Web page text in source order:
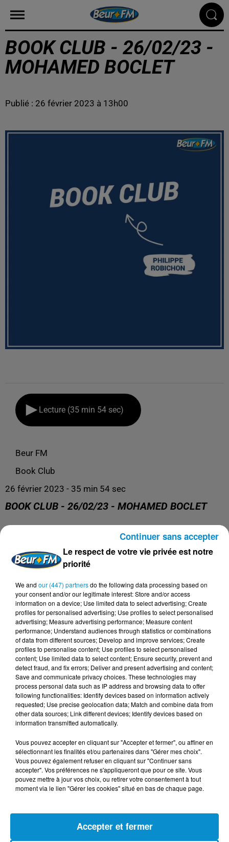
BOOK CLUB - 26/02/23 -
MOHAMED BOCLET
Publié : 26 février 2023 à 13h00
Lecture (35 min 54 sec)
Beur FM
Book Club
26 février 2023 - 35 min 54 sec
BOOK CLUB - 26/02/23 - MOHAMED BOCLET
DERNIERS PODCASTS
24 juillet 2026
Les Zinformés - 24/07/26
23 juillet 2026
Les Zinformés - 23/07/26
Le respect de votre vie privée est notre
priorité
We and our (447) partnersdo the following data processing based on
your consent and/or our legitimate interest: Store and/or access
information on a device; Use limited data to select advertising; Create
profiles for personalised advertising; Use profiles to select personalised
advertising; Measure advertising performance; Measure content
performance; Understand audiences through statistics or combinations
of data from different sources; Develop and improve services; Create
profiles to personalise content; Use profiles to select personalised
content; Use limited data to select content; Ensure security, prevent and
detect fraud, and fix errors; Deliver and present advertising and content;
Save and communicate privacy choices. These technologies may
process personal data such as IP address and browsing data to offer
following functionalities: Identify devices based on information actively
requested; Use precise geolocation data; Match and combine data from
other data sources; Link different devices; Identify devices based on
information transmitted automatically.
Vous pouvez accepter en cliquant sur "Accepter et fermer", ou affiner en
sélectionnant les finalités et/ou partenaires dans "Gérer mes choix".
Vous pouvez également refuser en cliquant sur "Continuer sans
accepter". Vos préférences ne s'appliqueront que pour ce site. Vous
pouvez mettre à jour vos choix, ou retirer votre consentement à tout
moment via le lien "Gérer les cookies" situé en bas de chaque page.
Accepter et fermer
Continuer sans accepter